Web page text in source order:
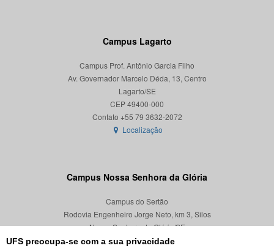
UFS preocupa-se com a sua privacidade
Campus Lagarto
Campus Prof. Antônio Garcia Filho
Av. Governador Marcelo Déda, 13, Centro
Lagarto/SE
CEP 49400-000
Localização
Campus Nossa Senhora da Glória
Campus do Sertão
Rodovia Engenheiro Jorge Neto, km 3, Silos
Nossa Senhora da Glória/SE
CEP 49680-000